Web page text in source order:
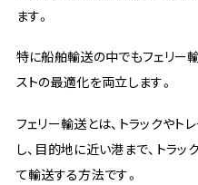
ます。
特に船舶輸送の中でもフェリー
ストの最適化を両立します。
フェリー輸送とは、トラックや
し、目的地に近い港まで、トラ
て輸送する方法です。